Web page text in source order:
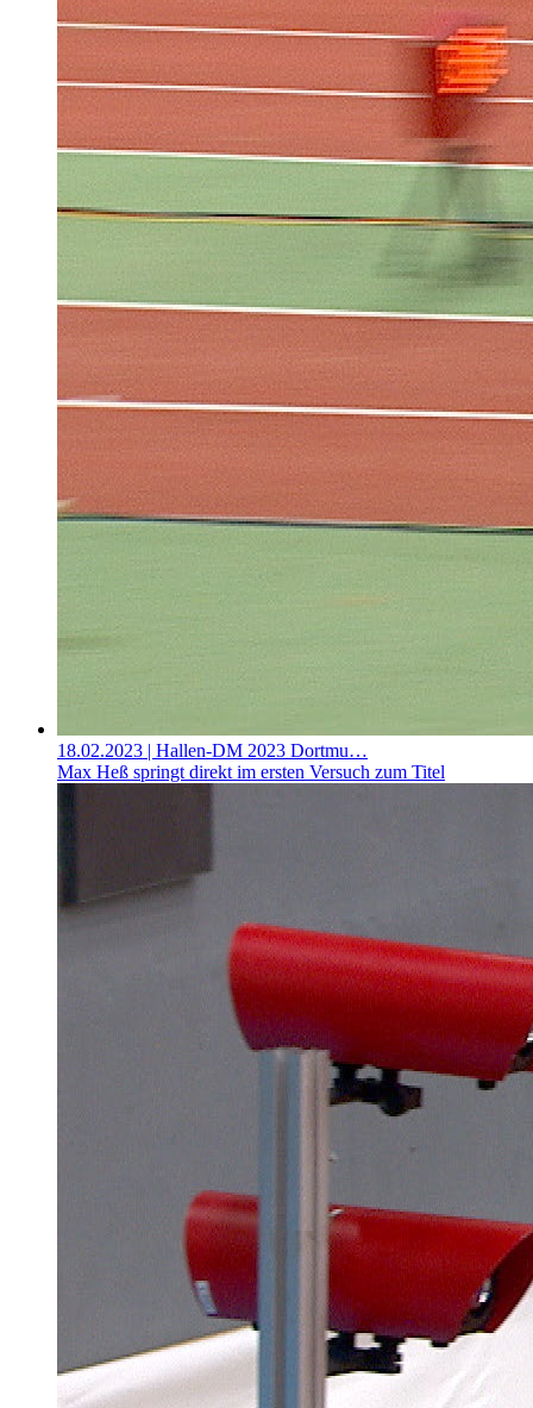
18.02.2023 | Hallen-DM 2023 Dortmu…
Max Heß springt direkt im ersten Versuch zum Titel